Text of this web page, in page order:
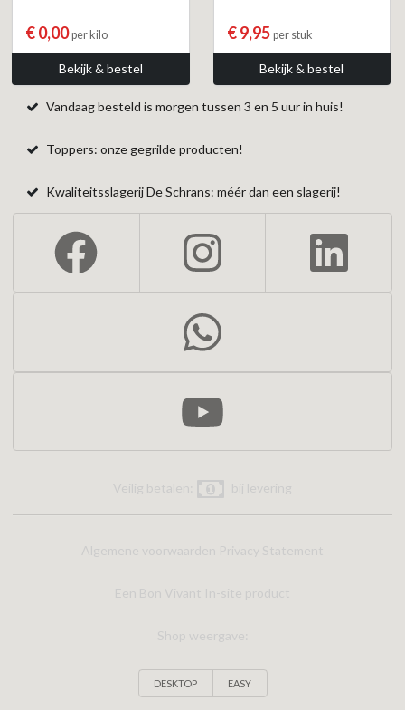
€ 0,00per kilo
Bekijk & bestel
€ 9,95 per stuk
Bekijk & bestel
Vandaag besteld is morgen tussen 3 en 5 uur in huis!
Toppers: onze gegrilde producten!
Kwaliteitsslagerij De Schrans: méér dan een slagerij!
DESKTOP EASY